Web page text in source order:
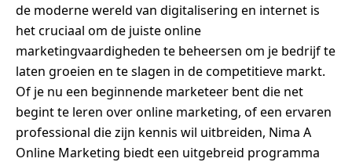
de moderne wereld van digitalisering en internet is
het cruciaal om de juiste online
marketingvaardigheden te beheersen om je bedrijf te
laten groeien en te slagen in de competitieve markt.
Of je nu een beginnende marketeer bent die net
begint te leren over online marketing, of een ervaren
professional die zijn kennis wil uitbreiden, Nima A
Online Marketing biedt een uitgebreid programma